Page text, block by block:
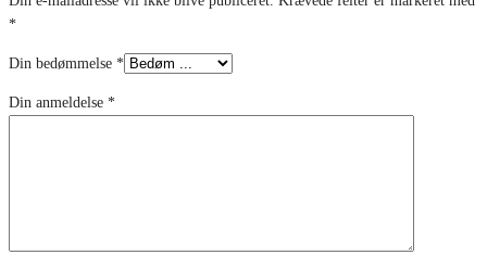
*
Din bedømmelse *
Din anmeldelse *